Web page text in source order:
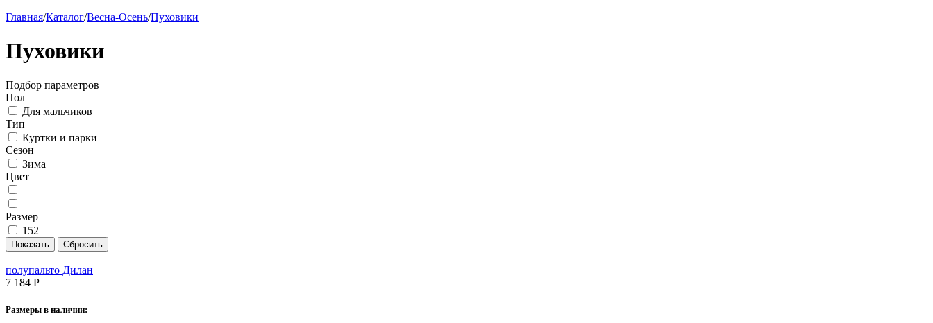
Главная/Каталог/Весна-Осень/Пуховики
Пуховики
Подбор параметров
Пол
Для мальчиков
Тип
Куртки и парки
Сезон
Зима
Цвет
Размер
152
полупальто Дилан
7 184 Р
Размеры в наличии: